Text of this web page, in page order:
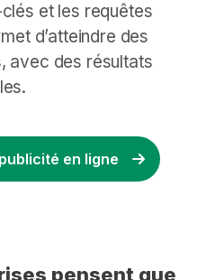
et les requêtes
d’atteindre des
avec des résultats
en ligne
pensent que